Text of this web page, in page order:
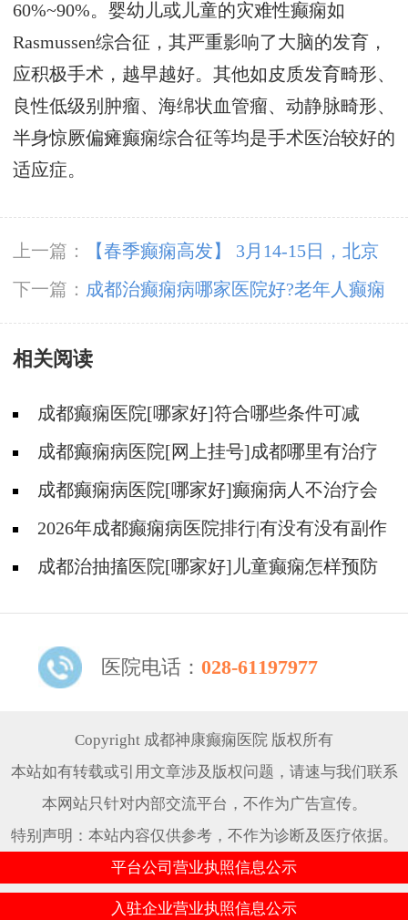
60%~90%。婴幼儿或儿童的灾难性癫痫如
Rasmussen综合征，其严重影响了大脑的发育，
应积极手术，越早越好。其他如皮质发育畸形、
良性低级别肿瘤、海绵状血管瘤、动静脉畸形、
半身惊厥偏瘫癫痫综合征等均是手术医治较好的
适应症。
上一篇：
【春季癫痫高发】 3月14-15日，北京
三甲“博士级”大咖陈葵教授亲临成都免费会诊，
不容错过!
下一篇： 成都治癫痫病哪家医院好?老年人癫痫
病可以怎么治疗?
相关阅读
成都癫痫医院[哪家好]符合哪些条件可减
药、停药?
成都癫痫病医院[网上挂号]成都哪里有治疗
癫痫的中医?
成都癫痫病医院[哪家好]癫痫病人不治疗会
怎样?2026年成都癫痫病医院排行|有没有没有副作
用的抗癫痫药物呢？
成都治抽搐医院[哪家好]儿童癫痫怎样预防
医院电话： 028-61197977
Copyright 成都神康癫痫医院 版权所有
本站如有转载或引用文章涉及版权问题，请速与我们联系
本网站只针对内部交流平台，不作为广告宣传。
特别声明：本站内容仅供参考，不作为诊断及医疗依据。
平台公司营业执照信息公示
入驻企业营业执照信息公示